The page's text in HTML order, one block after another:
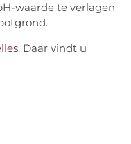
waarde te verlagen
. Daar vindt u